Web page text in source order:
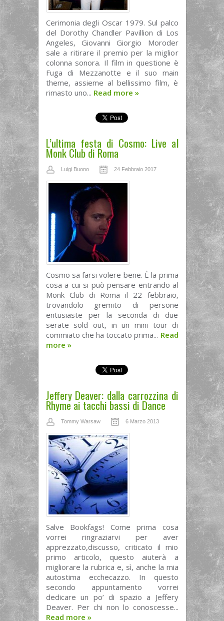
Cerimonia degli Oscar 1979. Sul palco
del Dorothy Chandler Pavillion di Los
Angeles, Giovanni Giorgio Moroder
sale a ritirare il premio per la miglior
colonna sonora. Il film in questione è
Fuga di Mezzanotte e il suo main
theme, assieme al bellissimo film, è
rimasto uno... Read more »
L’ultima festa di Cosmo: Live al
Monk Club di Roma
Luigi Buono 24 Febbraio 2017
Cosmo sa farsi volere bene. È la prima
cosa a cui si può pensare entrando al
Monk Club di Roma il 22 febbraio,
trovandolo gremito di persone
entusiaste per la seconda di due
serate sold out, in un mini tour di
commiato che ha toccato prima... Read
more »
Jeffery Deaver: dalla carrozzina di
Rhyme ai tacchi bassi di Dance
Tommy Warsaw 6 Marzo 2013
Salve Bookfags! Come prima cosa
vorrei ringraziarvi per aver
apprezzato,discusso, criticato il mio
primo articolo, questo aiuterà a
migliorare la rubrica e, sì, anche la mia
autostima ecchecazzo. In questo
secondo appuntamento vorrei
dedicare un po’ di spazio a Jeffery
Deaver. Per chi non lo conoscesse...
Read more »